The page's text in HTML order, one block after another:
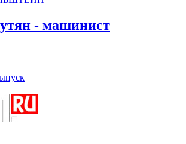
- машинист